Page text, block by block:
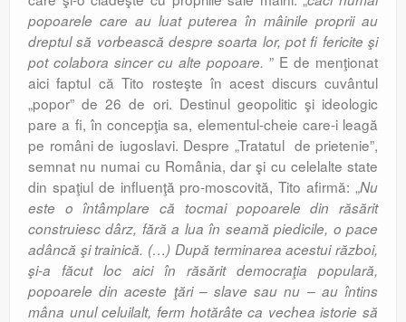
popoarele care au luat puterea în mâinile proprii au
dreptul să vorbească despre soarta lor, pot fi fericite şi
pot colabora sincer cu alte popoare. ” E de menţionat
aici faptul că Tito rosteşte în acest discurs cuvântul
„popor” de 26 de ori. Destinul geopolitic şi ideologic
pare a fi, în concepţia sa, elementul-cheie care-i leagă
pe români de iugoslavi. Despre „Tratatul de prietenie”,
semnat nu numai cu România, dar şi cu celelalte state
din spaţiul de influenţă pro-moscovită, Tito afirmă: „Nu
este o întâmplare că tocmai popoarele din răsărit
construiesc dârz, fără a lua în seamă piedicile, o pace
adâncă şi trainică. (…) După terminarea acestui război,
şi-a făcut loc aici în răsărit democraţia populară,
popoarele din aceste ţări – slave sau nu – au întins
mâna unul celuilalt, ferm hotărâte ca vechea istorie să